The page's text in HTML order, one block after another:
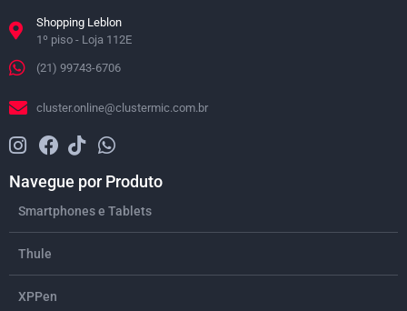
Shopping Leblon
1º piso - Loja 112E
(21) 99743-6706
cluster.online@clustermic.com.br
Navegue por Produto
Smartphones e Tablets
Thule
XPPen